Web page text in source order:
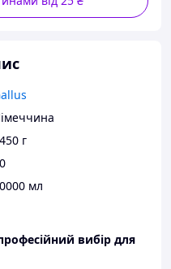
г
мл
вибір для